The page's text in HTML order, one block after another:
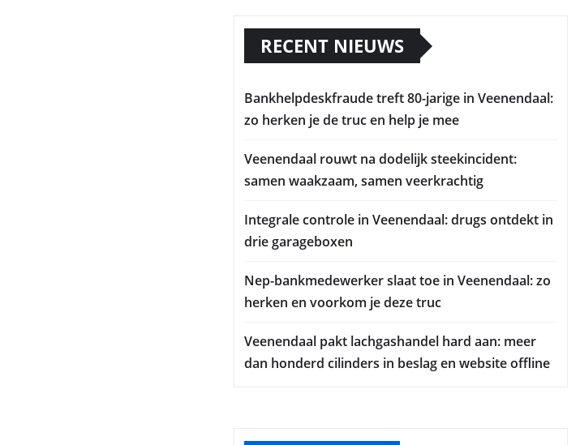
RECENT NIEUWS
Bankhelpdeskfraude treft 80-jarige in Veenendaal:
zo herken je de truc en help je mee
Veenendaal rouwt na dodelijk steekincident:
samen waakzaam, samen veerkrachtig
Integrale controle in Veenendaal: drugs ontdekt in
drie garageboxen
Nep-bankmedewerker slaat toe in Veenendaal: zo
herken en voorkom je deze truc
Veenendaal pakt lachgashandel hard aan: meer
dan honderd cilinders in beslag en website offline